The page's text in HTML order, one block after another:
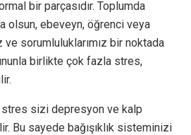
bir parçasıdır. Toplumda
olsun, ebeveyn, öğrenci veya
ve sorumluluklarımız bir noktada
birlikte çok fazla stres,
stres sizi depresyon ve kalp
Bu sayede bağışıklık sisteminizi